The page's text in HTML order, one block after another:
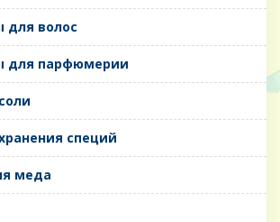
для волос
для парфюмерии
специй
меда